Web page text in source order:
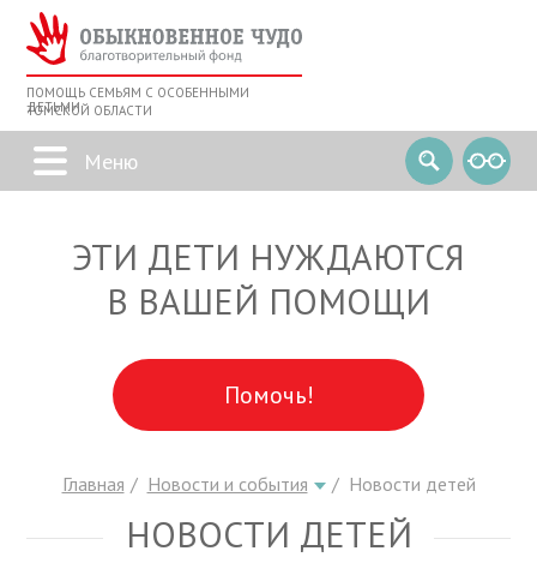
ПОМОЩЬ СЕМЬЯМ С ОСОБЕННЫМИ
ДЕТЬМИ
ТОМСКОЙ ОБЛАСТИ
ЭТИ ДЕТИ НУЖДАЮТСЯ
В ВАШЕЙ ПОМОЩИ
Помочь!
Главная Новости и события Новости детей
НОВОСТИ ДЕТЕЙ